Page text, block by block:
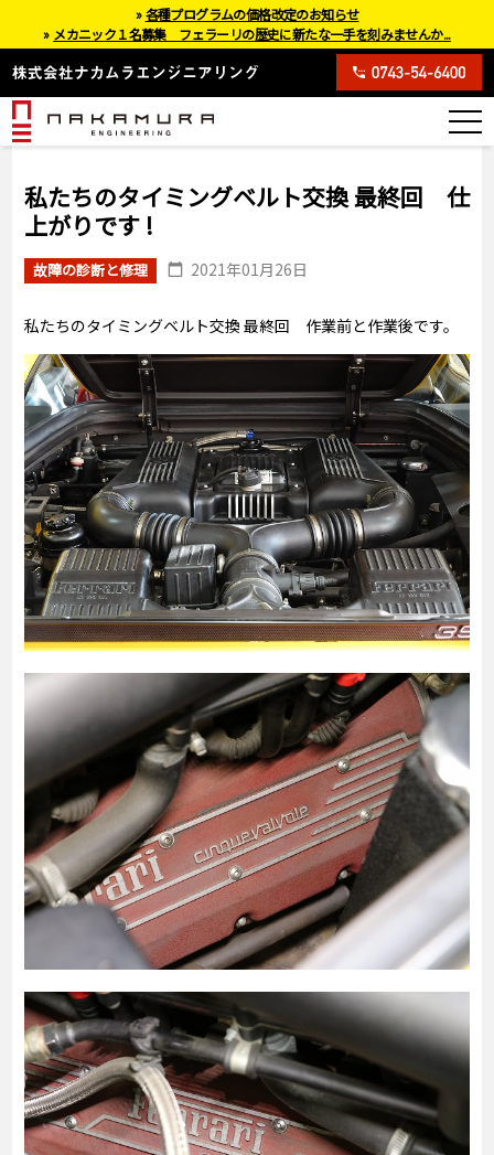
私たちのタイミングベルト交換 最終回 仕
上がりです !
故障の診断と修理 2021年01月26日
私たちのタイミングベルト交換 最終回 作業前と作業後です。
»各種プログラムの価格改定のお知らせ
» メカニック１名募集 フェラーリの歴史に新たな一手を刻みませんか...